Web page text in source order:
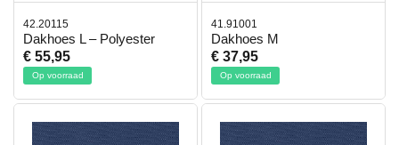
42.20115
Dakhoes L – Polyester
€ 55,95
Op voorraad
41.91001
Dakhoes M
€ 37,95
Op voorraad